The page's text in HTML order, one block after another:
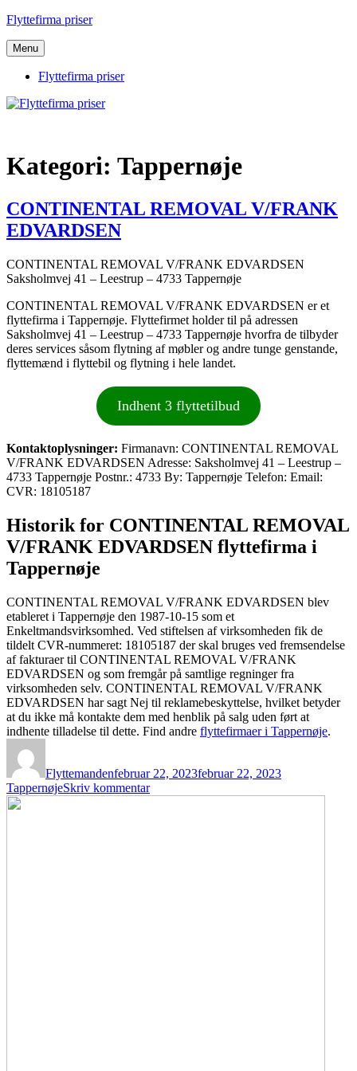
Videre
indhold
Flyttefirma priser
Menu
Flyttefirma priser
Kategori: Tappernøje
CONTINENTAL REMOVAL V/FRANK
EDVARDSEN
CONTINENTAL REMOVAL V/FRANK EDVARDSEN
Saksholmvej 41 – Leestrup – 4733 Tappernøje
CONTINENTAL REMOVAL V/FRANK EDVARDSEN er et
flyttefirma i Tappernøje. Flyttefirmet holder til på adressen
Saksholmvej 41 – Leestrup – 4733 Tappernøje hvorfra de tilbyder
deres services såsom flytning af møbler og andre tunge genstande,
flyttemænd i flyttebil og flytning i hele landet.
Indhent 3 flyttetilbud
Kontaktoplysninger: Firmanavn: CONTINENTAL REMOVAL
V/FRANK EDVARDSEN Adresse: Saksholmvej 41 – Leestrup –
4733 Tappernøje Postnr.: 4733 By: Tappernøje Telefon: Email:
CVR: 18105187
Historik for CONTINENTAL REMOVAL
V/FRANK EDVARDSEN flyttefirma i
Tappernøje
CONTINENTAL REMOVAL V/FRANK EDVARDSEN blev
etableret i Tappernøje den 1987-10-15 som et
Enkeltmandsvirksomhed. Ved stiftelsen af virksomheden fik de
tildelt CVR-nummeret: 18105187 der skal bruges ved fremsendelse
af fakturaer til CONTINENTAL REMOVAL V/FRANK
EDVARDSEN og som fremgår på samtlige regninger fra
virksomheden selv. CONTINENTAL REMOVAL V/FRANK
EDVARDSEN har sagt Nej til reklamebeskyttelse, hvilket betyder
at du ikke må kontakte dem med henblik på salg uden ført at
indhente tilladelse til dette. Find andre flyttefirmaer i Tappernøje.
Flyttemandenfebruar 22, 2023februar 22, 2023
TappernøjeSkriv kommentartil